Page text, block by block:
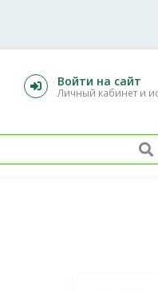
Войти на сайт
Личный кабинет и